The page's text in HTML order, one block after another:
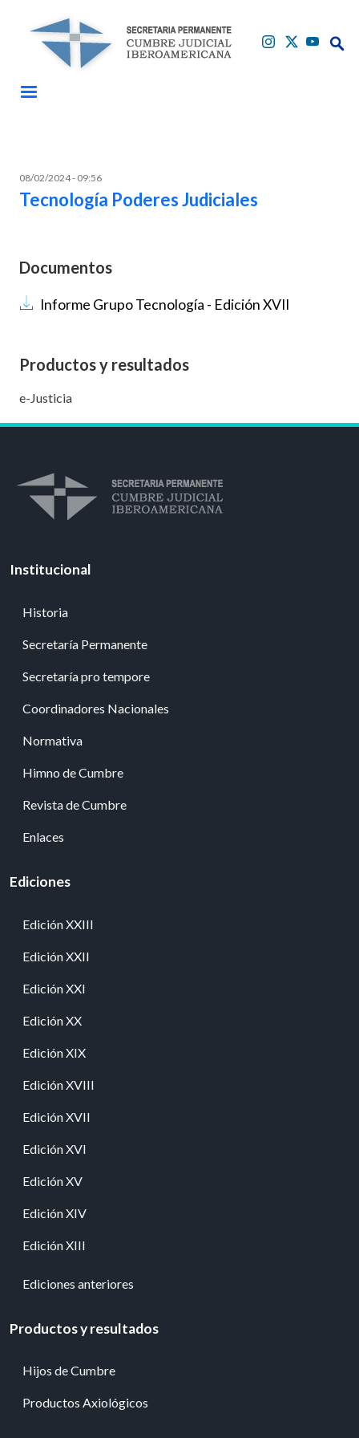
08/02/2024 - 09:56
Tecnología Poderes Judiciales
Documentos
Documento
Informe Grupo Tecnología - Edición XVII
Productos y resultados
e-Justicia
Institucional
Historia
Secretaría Permanente
Secretaría pro tempore
Coordinadores Nacionales
Normativa
Himno de Cumbre
Revista de Cumbre
Enlaces
Ediciones
Edición XXIII
Edición XXII
Edición XXI
Edición XX
Edición XIX
Edición XVIII
Edición XVII
Edición XVI
Edición XV
Edición XIV
Edición XIII
Ediciones anteriores
Productos y resultados
Hijos de Cumbre
Productos Axiológicos